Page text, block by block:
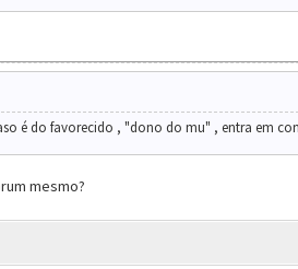
é do favorecido , "dono do mu" , entra em
mesmo?